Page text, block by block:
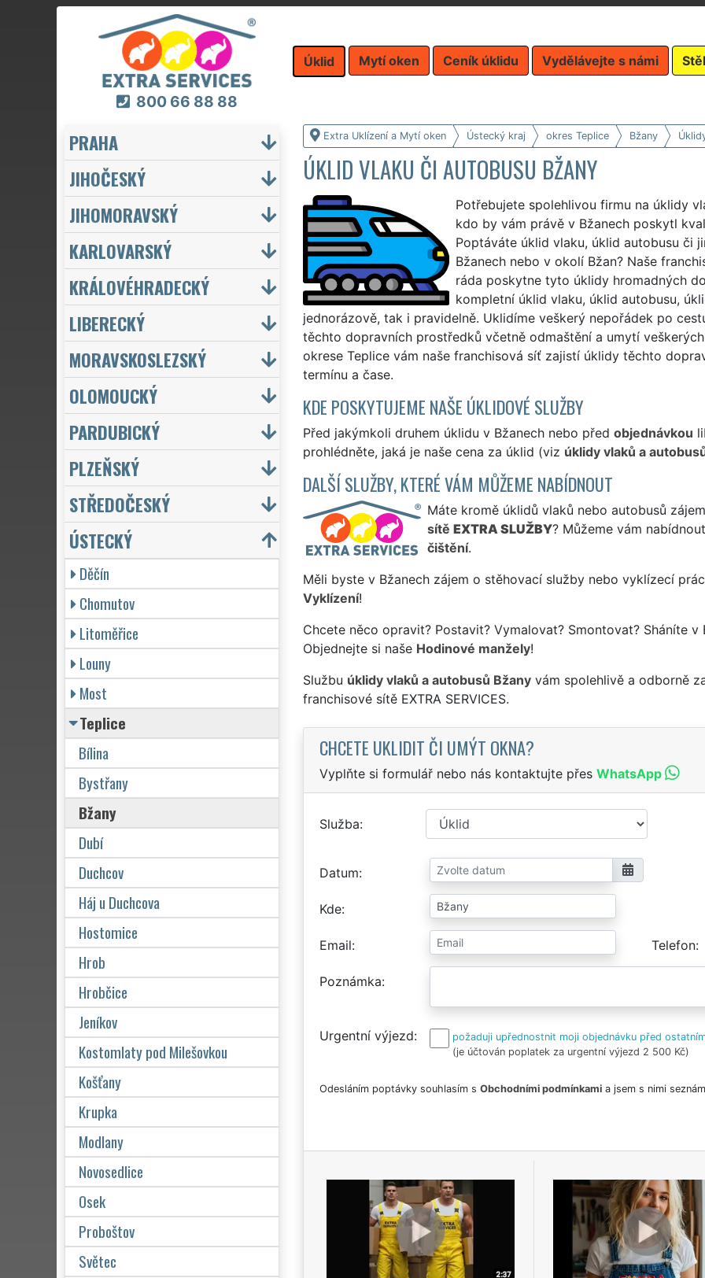
800 66 88 88
Úklid Mytí oken Ceník úklidu Vydělávejte s námi
Extra Uklízení a Mytí oken Ústecký kraj okres Teplice Bžany
ÚKLID VLAKU ČI AUTOBUSU BŽANY
Potřebujete spolehlivou firmu na úklidy
kdo by vám právě v Bžanech poskytl
Poptáváte úklid vlaku, úklid autobusu či
Bžanech nebo v okolí Bžan? Naše
ráda poskytne tyto úklidy hromadných
kompletní úklid vlaku, úklid autobusu,
jednorázově, tak i pravidelně. Uklidíme veškerý nepořádek po
těchto dopravních prostředků včetně odmaštění a umytí
okrese Teplice vám naše franchisová síť zajistí úklidy těchto
termínu a čase.
KDE POSKYTUJEME NAŠE ÚKLIDOVÉ SLUŽBY
Před jakýmkoli druhem úklidu v Bžanech nebo před objednávkou
prohlédněte, jaká je naše cena za úklid (viz úklidy vlaků a
DALŠÍ SLUŽBY, KTERÉ VÁM MŮŽEME NABÍDNOUT
Máte kromě úklidů vlaků nebo autobusů
sítě EXTRA SLUŽBY? Můžeme vám
čištění.
Měli byste v Bžanech zájem o stěhovací služby nebo vyklízecí
Vyklízení!
Chcete něco opravit? Postavit? Vymalovat? Smontovat? Sháníte
Objednejte si naše Hodinové manžely!
Službu úklidy vlaků a autobusů Bžanyvám spolehlivě a odborně
franchisové sítě EXTRA SERVICES.
CHCETE UKLIDIT ČI UMÝT OKNA?
Vyplňte si formulář nebo nás kontaktujte přes WhatsApp
Služba
Datum
Kde
Email Telefon
Poznámka
Urgentní výjezd
požaduji upřednostnit moji objednávku před
(je účtován poplatek za urgentní výjezd 2 500 Kč)
Odesláním poptávky souhlasím s Obchodními podmínkamia jsem s nimi
PRAHA
JIHOČESKÝ
JIHOMORAVSKÝ
KARLOVARSKÝ
KRÁLOVÉHRADECKÝ
LIBERECKÝ
MORAVSKOSLEZSKÝ
OLOMOUCKÝ
PARDUBICKÝ
PLZEŇSKÝ
STŘEDOČESKÝ
ÚSTECKÝ
Děčín
Chomutov
Litoměřice
Louny
Most
Teplice
Bílina
Bystřany
Bžany
Dubí
Duchcov
Háj u Duchcova
Hostomice
Hrob
Hrobčice
Jeníkov
Kostomlaty pod Milešovkou
Košťany
Krupka
Modlany
Novosedlice
Osek
Proboštov
Světec